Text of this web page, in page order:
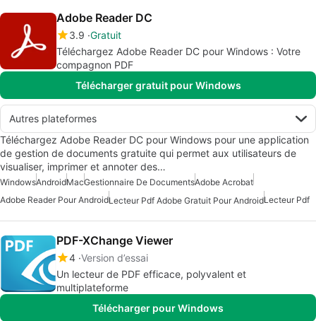
Adobe Reader DC
3.9 Gratuit
Téléchargez Adobe Reader DC pour Windows : Votre
compagnon PDF
Télécharger gratuit pour Windows
Autres plateformes
Téléchargez Adobe Reader DC pour Windows pour une application
de gestion de documents gratuite qui permet aux utilisateurs de
visualiser, imprimer et annoter des…
WindowsAndroidMacGestionnaire De DocumentsAdobe Acrobat
Adobe Reader Pour AndroidLecteur Pdf Adobe Gratuit Pour AndroidLecteur Pdf
PDF-XChange Viewer
4 Version d’essai
Un lecteur de PDF efficace, polyvalent et
multiplateforme
Télécharger pour Windows